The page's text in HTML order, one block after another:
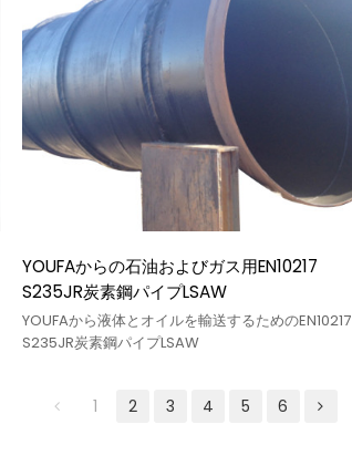
YOUFAからの石油およびガス用EN10217
S235JR炭素鋼パイプLSAW
YOUFAから液体とオイルを輸送するためのEN10217
S235JR炭素鋼パイプLSAW
1 2 3 4 5 6